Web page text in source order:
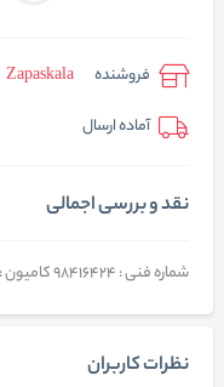
فروشنده
Zapaskala
آماده ارسال
نقد و بررسی اجمالی
شماره فنی : 98416424 کامیون : Iveco
نظرات کاربران